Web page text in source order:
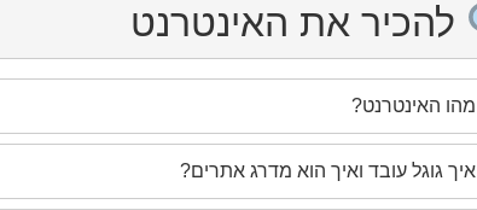
להכיר את האינטרנט
מהו האינטרנט?
איך גוגל עובד ואיך הוא מדרג אתרים?